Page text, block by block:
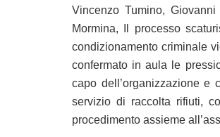
Vincenzo Tumino,
Mormina, Il processo
condizionamento criminale
confermato in aula le
capo dell’organizzazione e
servizio di raccolta rifiuti,
procedimento assieme